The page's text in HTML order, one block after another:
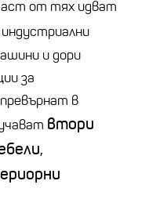
от тях идват
индустриални
и дори
за
в
втори